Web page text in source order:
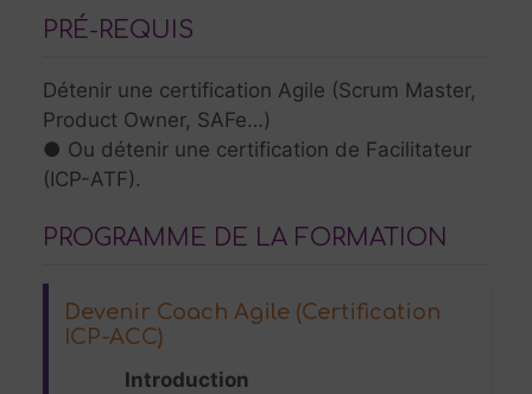
PRÉ-REQUIS
Détenir une certification Agile (Scrum Master,
Product Owner, SAFe…)
● Ou détenir une certification de Facilitateur
(ICP-ATF).
PROGRAMME DE LA FORMATION
Devenir Coach Agile (Certification
ICP-ACC)
Introduction